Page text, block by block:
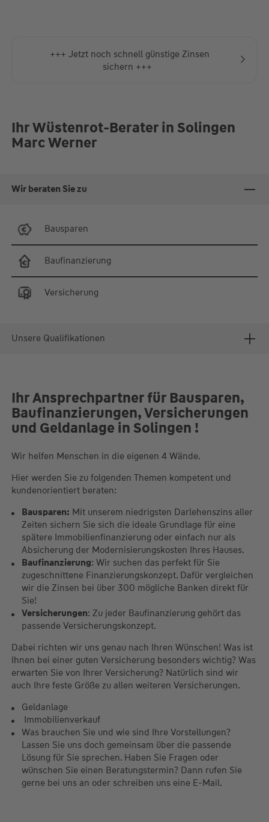
mein Mobiltelefon zur Terminvereinbarung.
+++ Jetzt noch schnell günstige Zinsen
sichern +++
Ihr Wüstenrot-Berater in Solingen
Marc Werner
Wir beraten Sie zu
Bausparen
Baufinanzierung
Versicherung
Unsere Qualifikationen
Ihr Ansprechpartner für Bausparen,
Baufinanzierungen, Versicherungen
und Geldanlage in Solingen !
Wir helfen Menschen in die eigenen 4 Wände.
Hier werden Sie zu folgenden Themen kompetent und
kundenorientiert beraten:
Bausparen: Mit unserem niedrigsten Darlehenszins aller
Zeiten sichern Sie sich die ideale Grundlage für eine
spätere Immobilienfinanzierung oder einfach nur als
Absicherung der Modernisierungskosten Ihres Hauses.
Baufinanzierung: Wir suchen das perfekt für Sie
zugeschnittene Finanzierungskonzept. Dafür vergleichen
wir die Zinsen bei über 300 mögliche Banken direkt für
Sie!
Versicherungen: Zu jeder Baufinanzierung gehört das
passende Versicherungskonzept.
Dabei richten wir uns genau nach Ihren Wünschen! Was ist
Ihnen bei einer guten Versicherung besonders wichtig? Was
erwarten Sie von Ihrer Versicherung? Natürlich sind wir
auch Ihre feste Größe zu allen weiteren Versicherungen.
Geldanlage
Immobilienverkauf
Was brauchen Sie und wie sind Ihre Vorstellungen?
Lassen Sie uns doch gemeinsam über die passende
Lösung für Sie sprechen. Haben Sie Fragen oder
wünschen Sie einen Beratungstermin? Dann rufen Sie
gerne bei uns an oder schreiben uns eine E-Mail.